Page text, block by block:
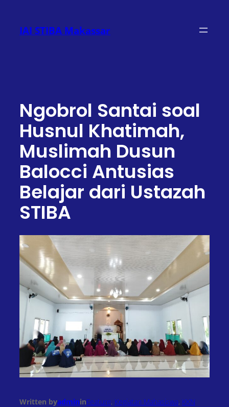
konten
IAI STIBA Makassar
Ngobrol Santai soal
Husnul Khatimah,
Muslimah Dusun
Balocci Antusias
Belajar dari Ustazah
STIBA
Written byadmininFeature, Kegiatan Mahasiswa, KKN